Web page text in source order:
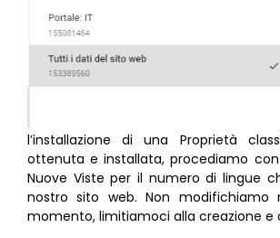
l’installazione di una Proprietà
ottenuta e installata, procediamo
Nuove Viste per il numero di lingue
nostro sito web. Non modifichiamo
momento, limitiamoci alla creazione e